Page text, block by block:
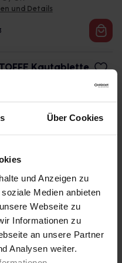
Über Cookies
und Anzeigen zu
Medien anbieten
Webseite zu
Informationen zu
an unsere Partner
Analysen weiter.
und Details
Kautablette
und Details
Tabl
€ / St.
und Details
Tabl